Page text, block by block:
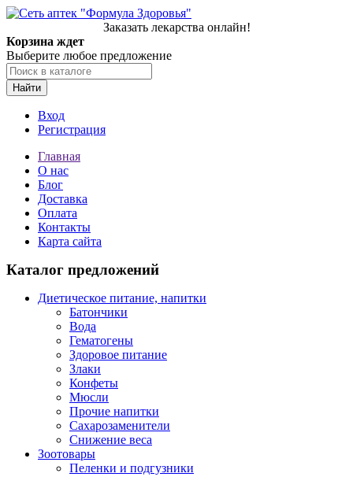
Заказать лекарства онлайн!
Корзина ждет
Выберите любое предложение
Найти
Вход
Регистрация
Главная
О нас
Блог
Доставка
Оплата
Контакты
Карта сайта
Каталог предложений
Диетическое питание, напитки
Батончики
Вода
Гематогены
Здоровое питание
Злаки
Конфеты
Мюсли
Прочие напитки
Сахарозаменители
Снижение веса
Зоотовары
Пеленки и подгузники